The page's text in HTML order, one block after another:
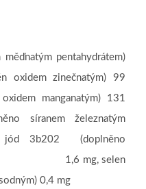
pentahydrátem)
oxidem zinečnatým) 99
manganatým) 131
síranem železnatým
jód 3b202 (doplněno
1,6 mg, selen
0,4 mg